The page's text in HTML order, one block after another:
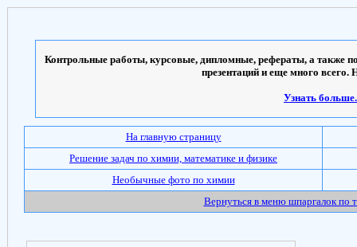
Контрольные работы, курсовые, дипломные, рефераты, а также
презентаций и еще много всего.
Узнать
На главную страницу
Решение задач по химии, математике и физике
Необычные фото по химии
Вернуться в меню шпаргалок по